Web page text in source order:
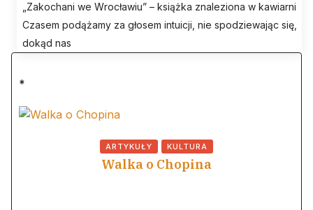
„Zakochani we Wrocławiu” – książka znaleziona w kawiarni
Czasem podążamy za głosem intuicji, nie spodziewając się,
dokąd nas
*
ARTYKUŁY KULTURA
Walka o Chopina